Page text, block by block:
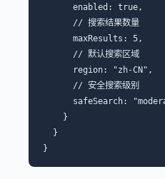
      enabled: true,
      // 搜索结果数量
      maxResults: 5,
      // 默认搜索区域
      region: "zh-CN",
      // 安全搜索级别
safeSearch:
    }
  }